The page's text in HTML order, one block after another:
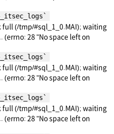
full (/tmp/#sql_1_0.MAI); waiting
(errno: 28 "No space left on
full (/tmp/#sql_1_0.MAI); waiting
(errno: 28 "No space left on
full (/tmp/#sql_1_0.MAI); waiting
(errno: 28 "No space left on